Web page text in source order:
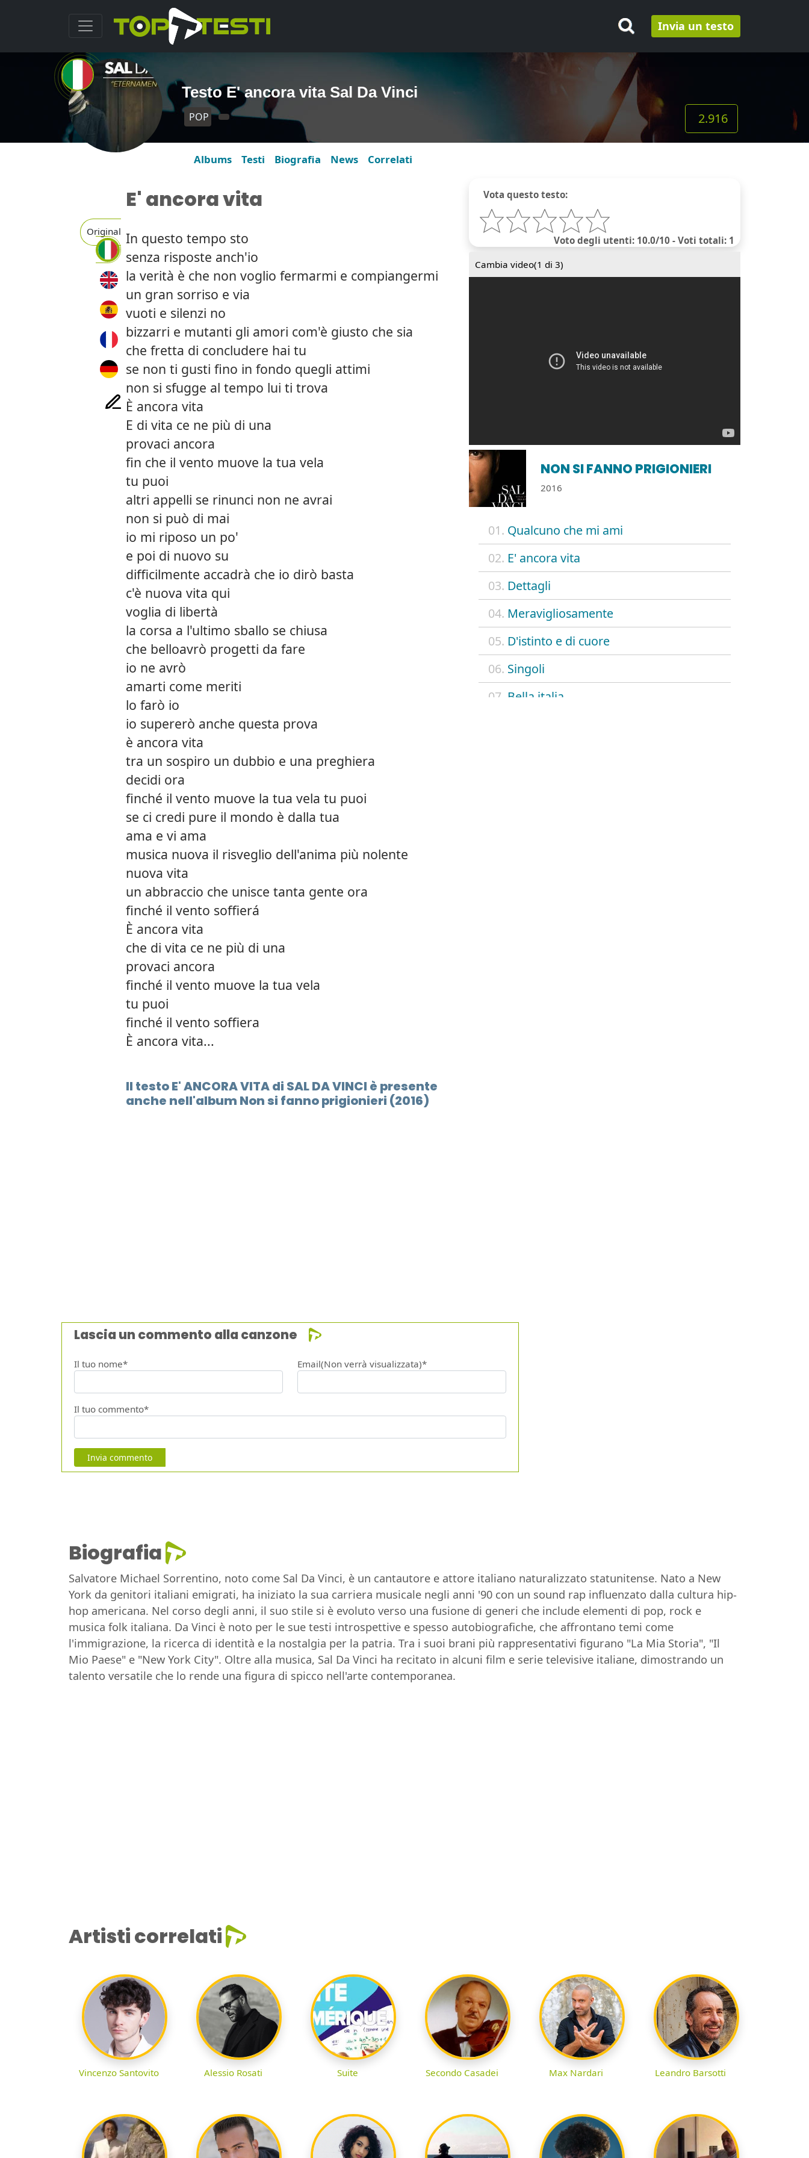
Invia un testo
Testo E' ancora vita Sal Da Vinci
POP 2.916
Albums Testi Biografia News Correlati
Original
Vota questo testo:
Voto degli utenti: 10.0/10 - Voti totali: 1
Cambia video(1 di 3)
NON SI FANNO PRIGIONIERI
2016
01. Qualcuno che mi ami
02. E' ancora vita
03. Dettagli
04. Meravigliosamente
05. D'istinto e di cuore
06. Singoli
07. Bella italia
E' ancora vita
In questo tempo sto
senza risposte anch'io
la verità è che non voglio fermarmi e compiangermi
un gran sorriso e via
vuoti e silenzi no
bizzarri e mutanti gli amori com'è giusto che sia
che fretta di concludere hai tu
se non ti gusti fino in fondo quegli attimi
non si sfugge al tempo lui ti trova
È ancora vita
E di vita ce ne più di una
provaci ancora
fin che il vento muove la tua vela
tu puoi
altri appelli se rinunci non ne avrai
non si può di mai
io mi riposo un po'
e poi di nuovo su
difficilmente accadrà che io dirò basta
c'è nuova vita qui
voglia di libertà
la corsa a l'ultimo sballo se chiusa
che belloavrò progetti da fare
io ne avrò
amarti come meriti
lo farò io
io supererò anche questa prova
è ancora vita
tra un sospiro un dubbio e una preghiera
decidi ora
finché il vento muove la tua vela tu puoi
se ci credi pure il mondo è dalla tua
ama e vi ama
musica nuova il risveglio dell'anima più nolente
nuova vita
un abbraccio che unisce tanta gente ora
finché il vento soffierá
È ancora vita
che di vita ce ne più di una
provaci ancora
finché il vento muove la tua vela
tu puoi
finché il vento soffiera
È ancora vita...
Il testo E' ANCORA VITA di SAL DA VINCI è presente
anche nell'album Non si fanno prigionieri (2016)
Lascia un commento alla canzone
Il tuo nome* Email(Non verrà visualizzata)*
Il tuo commento*
Invia commento
Biografia
Salvatore Michael Sorrentino, noto come Sal Da Vinci, è un cantautore e attore italiano naturalizzato statunitense. Nato a New
York da genitori italiani emigrati, ha iniziato la sua carriera musicale negli anni '90 con un sound rap influenzato dalla cultura hip-
hop americana. Nel corso degli anni, il suo stile si è evoluto verso una fusione di generi che include elementi di pop, rock e
musica folk italiana. Da Vinci è noto per le sue testi introspettive e spesso autobiografiche, che affrontano temi come
l'immigrazione, la ricerca di identità e la nostalgia per la patria. Tra i suoi brani più rappresentativi figurano "La Mia Storia", "Il
Mio Paese" e "New York City". Oltre alla musica, Sal Da Vinci ha recitato in alcuni film e serie televisive italiane, dimostrando un
talento versatile che lo rende una figura di spicco nell'arte contemporanea.
Artisti correlati
Vincenzo Santovito Alessio Rosati Suite Secondo Casadei Max Nardari Leandro Barsotti